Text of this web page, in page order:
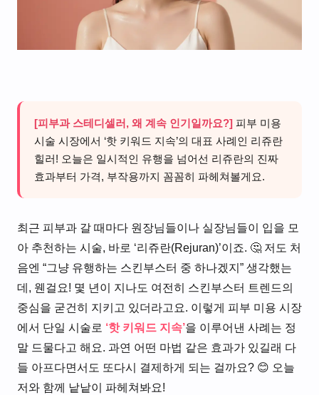
[피부과 스테디셀러, 왜 계속 인기일까요?] 피부 미용
시술 시장에서 ‘핫 키워드 지속’의 대표 사례인 리쥬란
힐러! 오늘은 일시적인 유행을 넘어선 리쥬란의 진짜
효과부터 가격, 부작용까지 꼼꼼히 파헤쳐볼게요.
최근 피부과 갈 때마다 원장님들이나 실장님들이 입을 모
아 추천하는 시술, 바로 ‘리쥬란(Rejuran)’이죠. 🤔 저도 처
음엔 “그냥 유행하는 스킨부스터 중 하나겠지” 생각했는
데, 웬걸요! 몇 년이 지나도 여전히 스킨부스터 트렌드의
중심을 굳건히 지키고 있더라고요. 이렇게 피부 미용 시장
에서 단일 시술로 ‘핫 키워드 지속’을 이루어낸 사례는 정
말 드물다고 해요. 과연 어떤 마법 같은 효과가 있길래 다
들 아프다면서도 또다시 결제하게 되는 걸까요? 😊 오늘
저와 함께 낱낱이 파헤쳐봐요!